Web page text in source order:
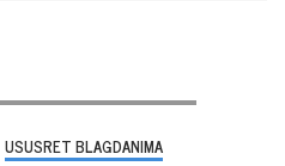
USUSRET BLAGDANIMA